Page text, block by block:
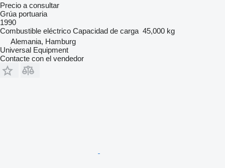
Precio a consultar
Grúa portuaria
1990
Combustible eléctrico Capacidad de carga 45,000 kg
Alemania, Hamburg
Universal Equipment
Contacte con el vendedor